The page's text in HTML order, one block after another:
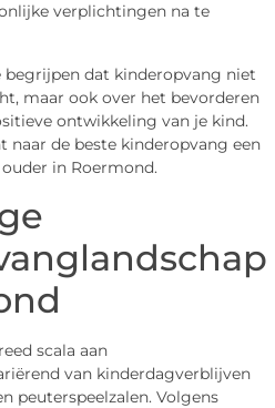
verplichtingen na te
dat kinderopvang niet
maar ook over het bevorderen
ontwikkeling van je kind.
naar de beste kinderopvang een
in Roermond.
scala aan
van kinderdagverblijven
peuterspeelzalen. Volgens